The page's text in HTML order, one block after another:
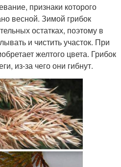
признаки которого
весной. Зимой грибок
остатках, поэтому в
и чистить участок. При
желтого цвета. Грибок
из-за чего они гибнут.